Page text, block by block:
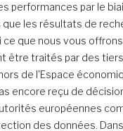
performances par le
les résultats de
ce que nous vous
être traités par des
de l'Espace
encore reçu de
européennes
des données.